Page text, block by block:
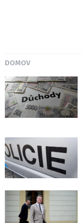
DOMOV